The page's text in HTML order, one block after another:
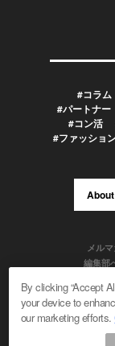
#コラム
#パートナー
#コン活
#ファッショ
メル
編集部
By clicking “Accept
your device to
our marketing efforts.